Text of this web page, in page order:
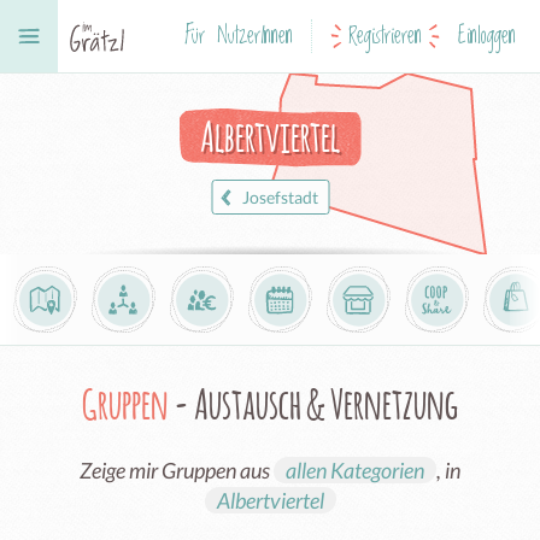
Für NutzerInnen Registrieren Einloggen
Albertviertel
Josefstadt
Gruppen- Austausch & Vernetzung
Zeige mir Gruppen aus allen Kategorien , in
Albertviertel